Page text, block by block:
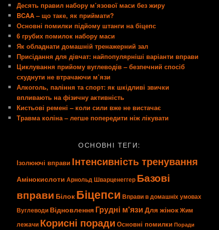
Десять правил набору м’язової маси без жиру
BCAA – що таке, як приймати?
Основні помилки підйому штанги на біцепс
6 грубих помилок набору маси
Як обладнати домашній тренажерний зал
Присідання для дівчат: найпопулярніші варіанти вправи
Циклування прийому вуглеводів – безпечний спосіб
схуднути не втрачаючи м’язи
Алкоголь, паління та спорт: як шкідливі звички
впливають на фізичну активність
Кистьові ремені – коли сили вже не вистачає
Травма коліна – легше попередити ніж лікувати
ОСНОВНІ ТЕГИ:
Ізолюючі вправи Інтенсивність тренування
Амінокислоти Арнольд Шварценеггер Базові
вправи Білок Біцепси Вправи в домашніх умовах
Вуглеводи Відновлення Грудні м'язи Для жінокЖим
лежачи Корисні поради Основні помилки Поради